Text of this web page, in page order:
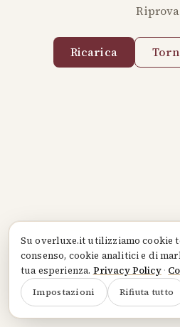
Suoverluxe.itutilizziamo cookie
consenso, cookie analitici e di
tua esperienza. Privacy Policy·
Impostazioni Rifiuta tutto
Ricarica